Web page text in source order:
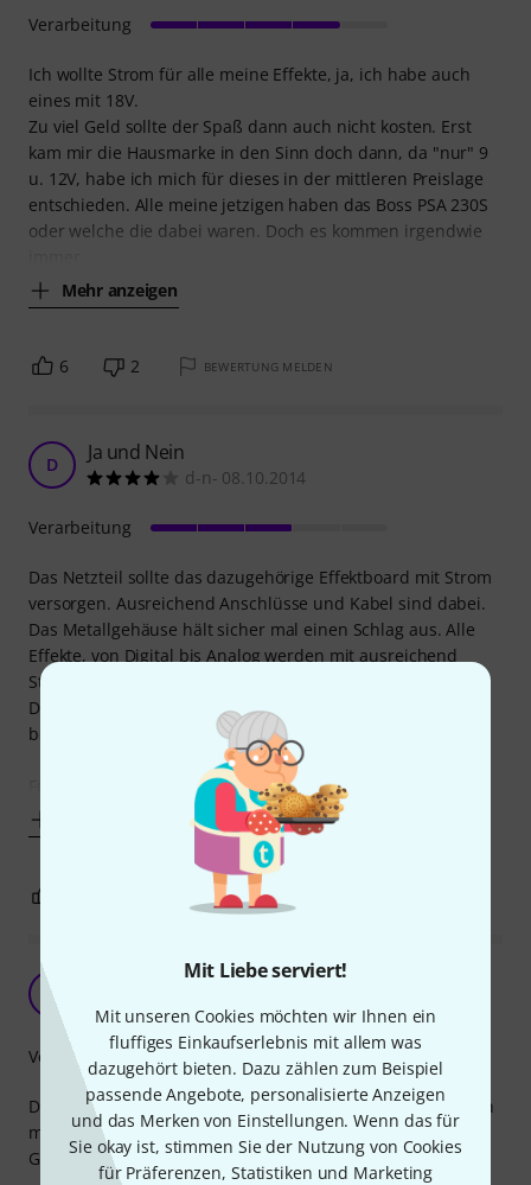
Mit Liebe serviert!
Mit unseren Cookies möchten wir Ihnen ein
fluffiges Einkaufserlebnis mit allem was
dazugehört bieten. Dazu zählen zum Beispiel
passende Angebote, personalisierte Anzeigen
und das Merken von Einstellungen. Wenn das für
Sie okay ist, stimmen Sie der Nutzung von Cookies
für Präferenzen, Statistiken und Marketing
Ich wollte Strom für alle meine Effekte, ja, ich habe auch
eines mit 18V.
Zu viel Geld sollte der Spaß dann auch nicht kosten. Erst
kam mir die Hausmarke in den Sinn doch dann, da "nur" 9
u. 12V, habe ich mich für dieses in der mittleren Preislage
entschieden. Alle meine jetzigen haben das Boss PSA 230S
oder welche die dabei waren. Doch es kommen irgendwie
Mehr anzeigen
Verarbeitung
6 2 BEWERTUNG MELDEN
D Ja und Nein
d-n- 08.10.2014
Das Netzteil sollte das dazugehörige Effektboard mit Strom
versorgen. Ausreichend Anschlüsse und Kabel sind dabei.
Das Metallgehäuse hält sicher mal einen Schlag aus. Alle
Effekte, von Digital bis Analog werden mit ausreichend
Strom um die 9V versorgt.
Das von anderen berichtete Brummen kann ich nicht
bestätigen.
Für mich was ausschlaggebend, dass das
Verarbeitung
BEWERTUNG MELDEN
U
u2fly 24.01.2019
Dachte das wäre ein nettes kleines Netzteil und zusammen
mit dem Pedaltote von Gator eine Lösung für schmales
Geld.
Verarbeitung